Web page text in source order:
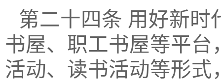
第二十四条 用好新时
书屋、职工书屋等平
活动、读书活动等形